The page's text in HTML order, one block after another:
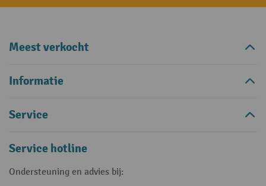
Meest verkocht
Informatie
Service
Service hotline
Ondersteuning en advies bij: